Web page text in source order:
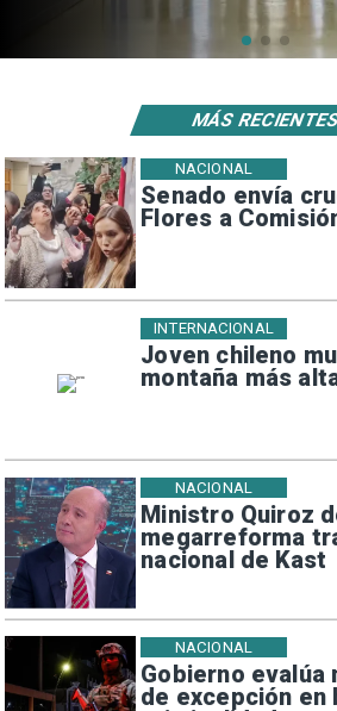
Senado envía
Flores a
NACIONAL
Joven chileno
montaña más
INTERNACIONAL
Ministro Quiroz
megarreforma
nacional de Kast
NACIONAL
Gobierno evalúa
de excepción en
NACIONAL
MÁS